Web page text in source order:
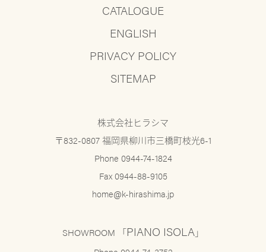
CATALOGUE
ENGLISH
PRIVACY POLICY
SITEMAP
株式会社ヒラシマ
〒832-0807 福岡県柳川市三橋町枝光6-1
Phone 0944-74-1824
Fax 0944-88-9105
home@k-hirashima.jp
SHOWROOM 「PIANO ISOLA」